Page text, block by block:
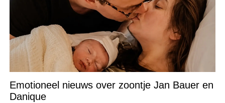
Emotioneel nieuws over zoontje Jan Bauer en
Danique